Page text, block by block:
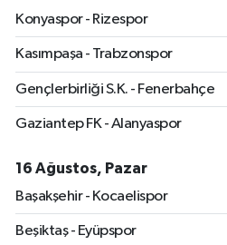
Konyaspor - Rizespor
Kasımpaşa - Trabzonspor
Gençlerbirliği S.K. - Fenerbahçe
Gaziantep FK - Alanyaspor
16 Ağustos, Pazar
Başakşehir - Kocaelispor
Beşiktaş - Eyüpspor